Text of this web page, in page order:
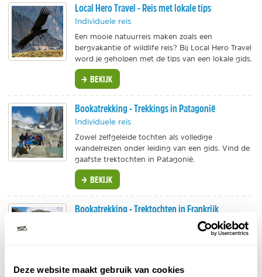
Deze website maakt gebruik van cookies
Local Hero Travel - Reis met lokale tips
Individuele reis
Een mooie natuurreis maken zoals een
bergvakantie of wildlife reis? Bij Local Hero Travel
word je geholpen met de tips van een lokale gids.
BEKIJK
Bookatrekking - Trekkings in Patagonië
Individuele reis
Zowel zelfgeleide tochten als volledige
wandelreizen onder leiding van een gids. Vind de
gaafste trektochten in Patagonië.
BEKIJK
Bookatrekking - Trektochten in Frankrijk
Wandel de GR20 of maak een schitterende